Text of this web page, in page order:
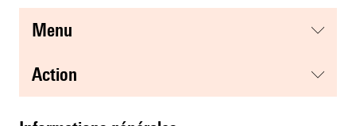
menu
action